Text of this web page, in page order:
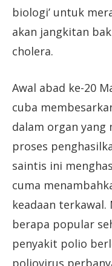
biologi’ untuk
akan jangkitan
cholera.
Awal abad ke-20
cuba
dalam organ
proses
saintis ini
cuma
keadaan
berapa popular
penyakit polio
poliovirus